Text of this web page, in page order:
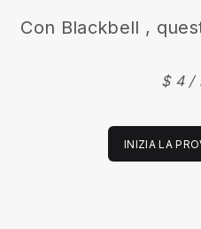
Con Blackbell ,
$ 4 /
INIZIA LA